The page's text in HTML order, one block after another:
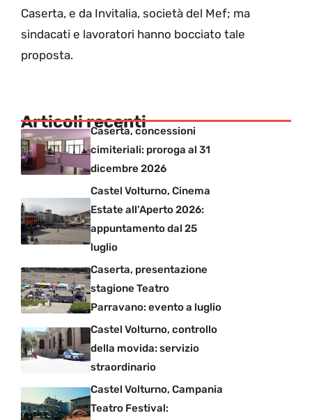
Caserta, e da Invitalia, società del Mef; ma
sindacati e lavoratori hanno bocciato tale
proposta.
Articoli recenti
Caserta, concessioni
cimiteriali: proroga al 31
dicembre 2026
Castel Volturno, Cinema
Estate all’Aperto 2026:
appuntamento dal 25
luglio
Caserta, presentazione
stagione Teatro
Parravano: evento a luglio
Castel Volturno, controllo
della movida: servizio
straordinario
Castel Volturno, Campania
Teatro Festival: